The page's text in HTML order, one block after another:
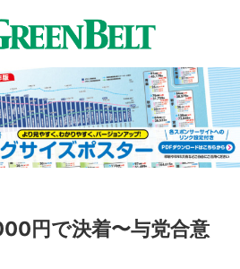
円で決着〜与党合意